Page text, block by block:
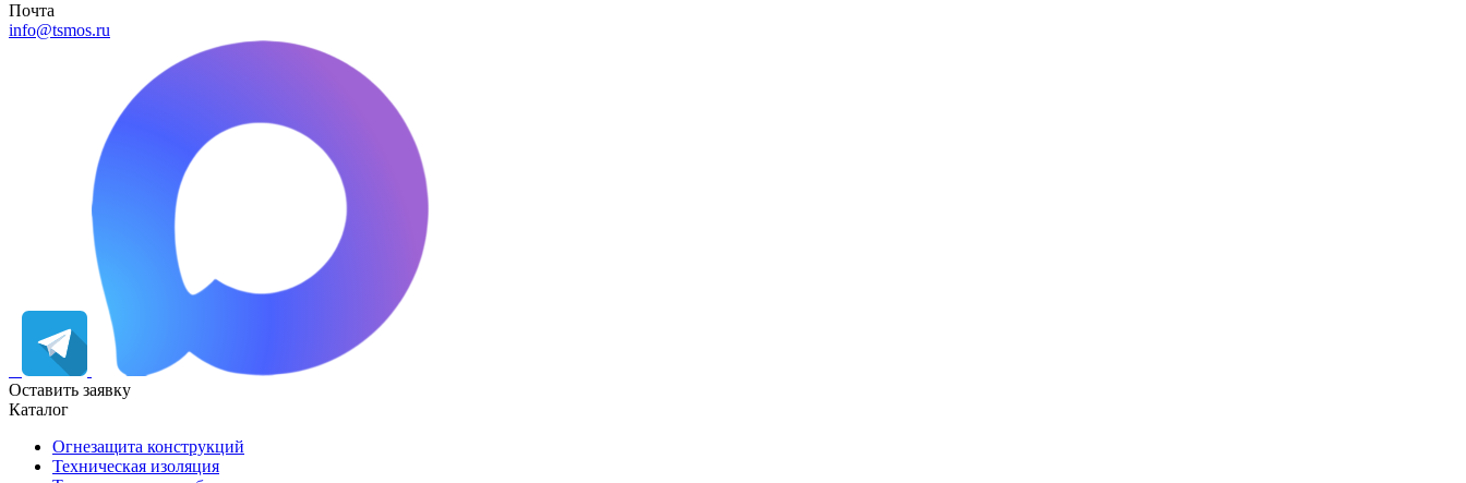
Почта
info@tsmos.ru
Оставить заявку
Каталог
Огнезащита конструкций
Техническая изоляция